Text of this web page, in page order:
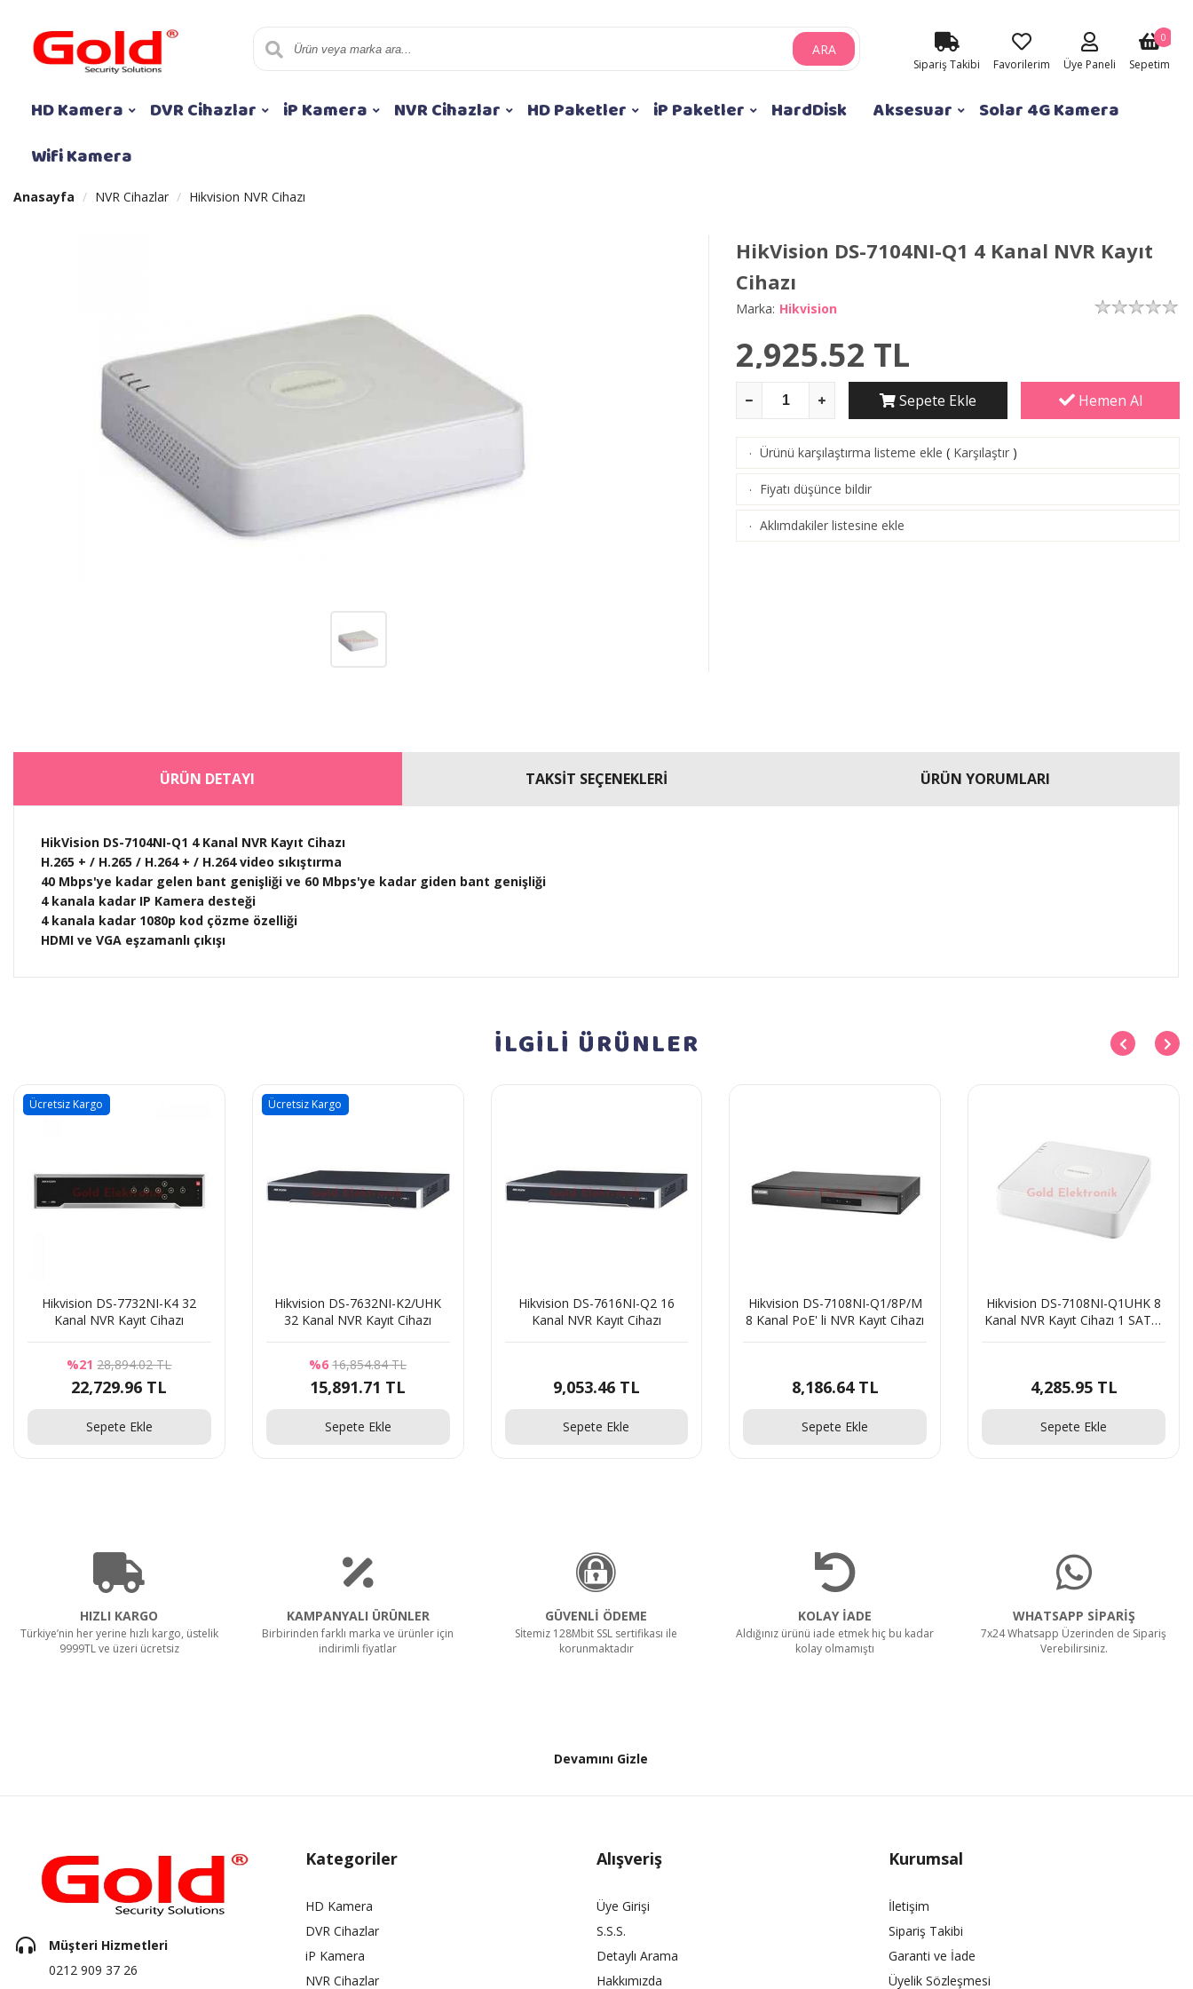
ARA
Sipariş Takibi Favorilerim Üye Paneli Sepetim
0
HD Kamera DVR Cihazlar iP Kamera NVR Cihazlar HD Paketler iP Paketler HardDisk Aksesuar
Solar 4G Kamera
Wifi Kamera
Anasayfa NVR Cihazlar Hikvision NVR Cihazı
HikVision DS-7104NI-Q1 4 Kanal NVR Kayıt
Cihazı
Marka: Hikvision
2,925.52 TL
Sepete Ekle Hemen Al
· Ürünü karşılaştırma listeme ekle ( Karşılaştır )
· Fiyatı düşünce bildir
· Aklımdakiler listesine ekle
ÜRÜN DETAYI TAKSİT SEÇENEKLERİ ÜRÜN YORUMLARI
HikVision DS-7104NI-Q1 4 Kanal NVR Kayıt Cihazı
H.265 + / H.265 / H.264 + / H.264 video sıkıştırma
40 Mbps'ye kadar gelen bant genişliği ve 60 Mbps'ye kadar giden bant genişliği
4 kanala kadar IP Kamera desteği
4 kanala kadar 1080p kod çözme özelliği
HDMI ve VGA eşzamanlı çıkışı
İLGİLİ ÜRÜNLER
DS-7732NI-K4 32
Kanal NVR Kayıt Cihazı
28,894.02 TL
22,729.96 TL
Kargo
Sepete Ekle
Hikvision DS-7632NI-K2/UHK
32 Kanal NVR Kayıt Cihazı
16,854.84 TL
15,891.71 TL
Ücretsiz Kargo
Sepete Ekle
Hikvision DS-7616NI-Q2 16
Kanal NVR Kayıt Cihazı
9,053.46 TL
Sepete Ekle
Hikvision DS-7108NI-Q1/8P/M
8 Kanal PoE' li NVR Kayıt Cihazı
8,186.64 TL
Sepete Ekle
Hikvision DS-7108NI-Q1UHK 8
Kanal NVR Kayıt Cihazı 1 SATA,
4,285.95 TL
Sepete Ekle
HIZLI KARGO
Türkiye’nin her yerine hızlı kargo, üstelik
9999TL ve üzeri ücretsiz
KAMPANYALI ÜRÜNLER
Birbirinden farklı marka ve ürünler için
indirimli fiyatlar
GÜVENLİ ÖDEME
Sİtemiz 128Mbit SSL sertifikası ile
korunmaktadır
KOLAY İADE
Aldığınız ürünü iade etmek hiç bu kadar
kolay olmamıştı
WHATSAPP SİPARİŞ
7x24 Whatsapp Üzerinden de Sipariş
Verebilirsiniz.
Devamını Gizle
Müşteri Hizmetleri
0212 909 37 26
Kategoriler
HD Kamera
DVR Cihazlar
iP Kamera
NVR Cihazlar
Alışveriş
Üye Girişi
S.S.S.
Detaylı Arama
Hakkımızda
Kurumsal
İletişim
Sipariş Takibi
Garanti ve İade
Üyelik Sözleşmesi